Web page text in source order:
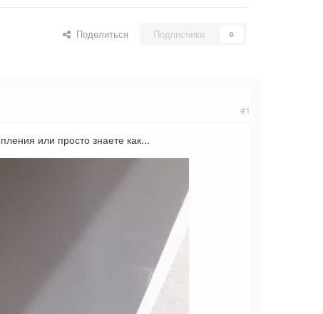
Поделиться Подписчики 0
#1
или просто знаете как...